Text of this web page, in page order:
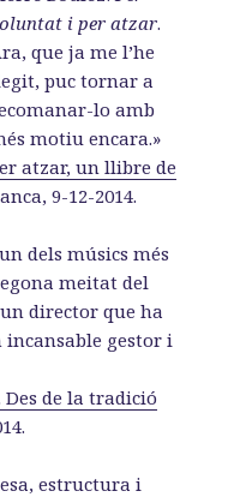
i per atzar.
que ja me l’he
puc tornar a
lo amb
motiu encara.»
atzar, un llibre de
9-12-2014.
dels músics més
meitat del
director que ha
gestor i
Des de la tradició
estructura i